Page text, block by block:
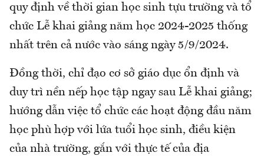
quy định về thời gian học sinh tựu trường và tổ
chức Lễ khai giảng năm học 2024-2025 thống
nhất trên cả nước vào sáng ngày 5/9/2024.
Đồng thời, chỉ đạo cơ sở giáo dục ổn định và
duy trì nền nếp học tập ngay sau Lễ khai giảng;
hướng dẫn việc tổ chức các hoạt động đầu năm
học phù hợp với lứa tuổi học sinh, điều kiện
của nhà trường, gắn với thực tế của địa